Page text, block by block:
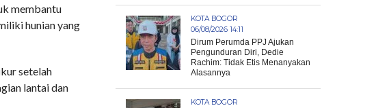
membantu
hunian yang
setelah
lantai dan
KOTA BOGOR
06/08/2026 14:11
Dirum Perumda PPJ Ajukan
Pengunduran Diri, Dedie
Rachim: Tidak Etis Menanyakan
Alasannya
KOTA BOGOR